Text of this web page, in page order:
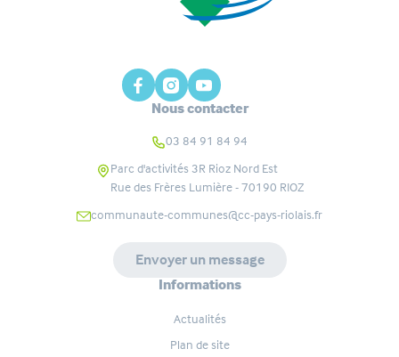
Nous contacter
03 84 91 84 94
Parc d'activités 3R Rioz Nord Est
Rue des Frères Lumière - 70190 RIOZ
communaute-communes@cc-pays-riolais.fr
Envoyer un message
Informations
Actualités
Plan de site